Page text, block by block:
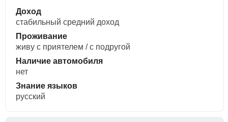
Доход
стабильный средний доход
Проживание
живу с приятелем / с подругой
Наличие автомобиля
нет
Знание языков
русский